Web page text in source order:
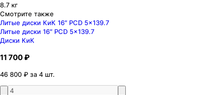
8.7 кг
Смотрите также
Литые диски КиК 16″ PCD 5x139.7
Литые диски 16″ PCD 5x139.7
Диски КиК
11 700 ₽
46 800 ₽ за 4 шт.